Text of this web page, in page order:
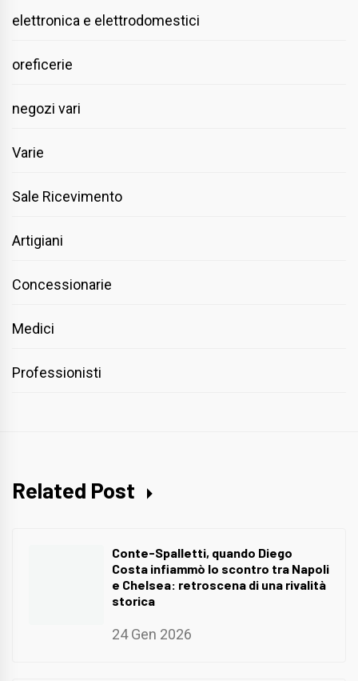
elettronica e elettrodomestici
oreficerie
negozi vari
Varie
Sale Ricevimento
Artigiani
Concessionarie
Medici
Professionisti
Related Post
Conte-Spalletti, quando Diego
Costa infiammò lo scontro tra Napoli
e Chelsea: retroscena di una rivalità
storica
24 Gen 2026